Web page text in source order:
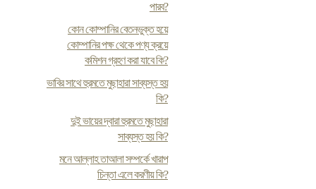
পারব?
কোন কোম্পানির বেতনভুক্ত হয়ে
কোম্পানির পক্ষ থেকে পণ্য ক্রয়ে
কমিশন গ্রহণ করা যাবে কি?
ভাবির সাথে হুরমতে মুছাহারা সাব্যস্ত হয়
কি?
দুই ভায়ের দ্বারা হুরমতে মুছাহারা
সাব্যস্ত হয় কি?
মনে আল্লাহ তাআলা সম্পর্কে খারাপ
চিন্তা এলে করণীয় কি?